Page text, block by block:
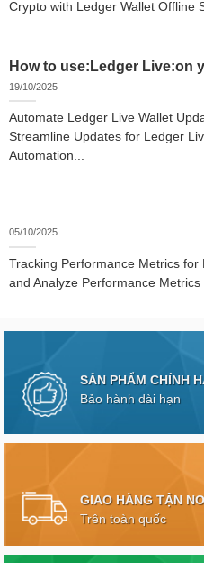
Crypto with Ledger Wallet Offline
How to use:Ledger Live:on
19/10/2025
Automate Ledger Live Wallet
Streamline Updates for Ledger
Automation...
05/10/2025
Tracking Performance Metrics
and Analyze Performance Metrics
SẢN PHẨM CHÍNH
Bảo hành dài hạn
GIAO HÀNG TẬN
Trên toàn quốc